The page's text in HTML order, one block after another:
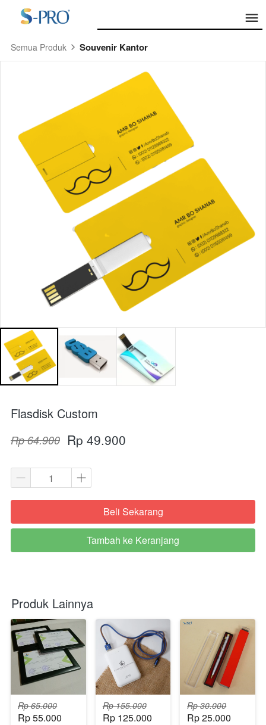
Semua Produk Souvenir Kantor
Flasdisk Custom
Rp 64.900 Rp 49.900
`Beli Sekarang
`
Tambah ke Keranjang
Produk Lainnya
Rp 65.000
Rp 55.000
Rp 155.000
Rp 125.000
Rp 30.000
Rp 25.000